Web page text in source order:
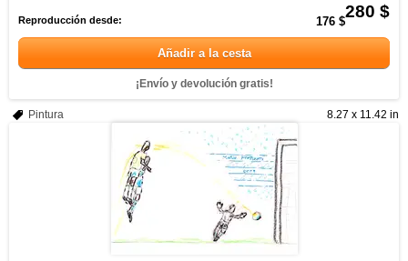
280 $
Reproducción desde: 176 $
Añadir a la cesta
¡Envío y devolución gratis!
8.27 x 11.42 in
Pintura